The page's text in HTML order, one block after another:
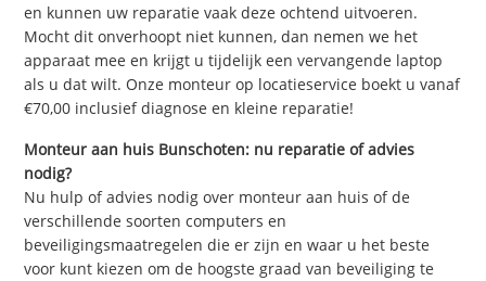
en kunnen uw reparatie vaak deze ochtend uitvoeren.
Mocht dit onverhoopt niet kunnen, dan nemen we het
apparaat mee en krijgt u tijdelijk een vervangende laptop
als u dat wilt. Onze monteur op locatieservice boekt u vanaf
€70,00 inclusief diagnose en kleine reparatie!
Monteur aan huis Bunschoten: nu reparatie of advies
nodig?
Nu hulp of advies nodig over monteur aan huis of de
verschillende soorten computers en
beveiligingsmaatregelen die er zijn en waar u het beste
voor kunt kiezen om de hoogste graad van beveiliging te